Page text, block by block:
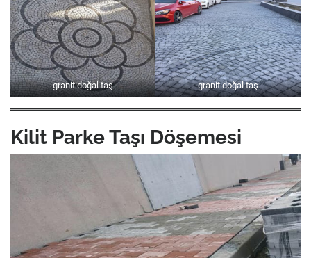
granit doğal taş granit doğal taş
Kilit Parke Taşı Döşemesi